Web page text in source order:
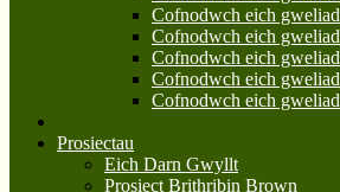
Cofnodwch eich
Cofnodwch eich
Cofnodwch eich
Cofnodwch eich
Cofnodwch eich
Prosiectau
Eich Darn Gwyllt
Prosiect Brithribin Brown